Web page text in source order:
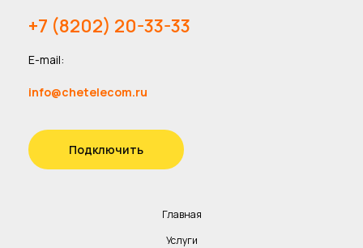
+7 (8202) 20-33-33
E-mail:
info@chetelecom.ru
Подключить
Главная
Услуги